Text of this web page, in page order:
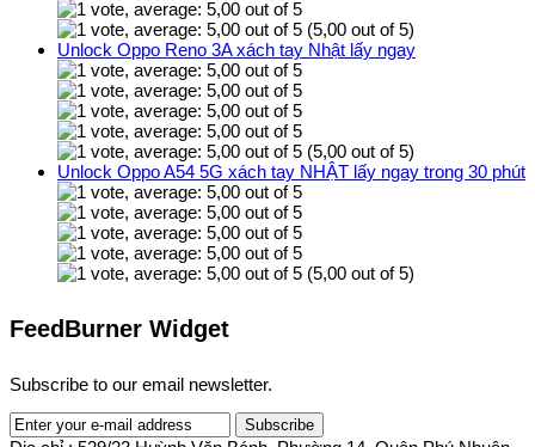
(5,00 out of 5)
Unlock Oppo Reno 3A xách tay Nhật lấy ngay
(5,00 out of 5)
Unlock Oppo A54 5G xách tay NHẬT lấy ngay trong 30 phút
(5,00 out of 5)
FeedBurner Widget
Subscribe to our email newsletter.